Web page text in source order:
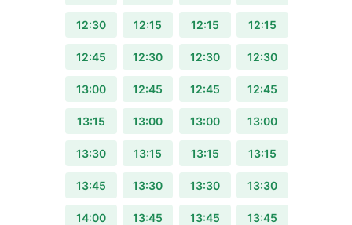
12:30
12:45
13:00
13:15
13:30
13:45
14:00
12:15
12:30
12:45
13:00
13:15
13:30
13:45
12:15
12:30
12:45
13:00
13:15
13:30
13:45
12:15
12:30
12:45
13:00
13:15
13:30
13:45